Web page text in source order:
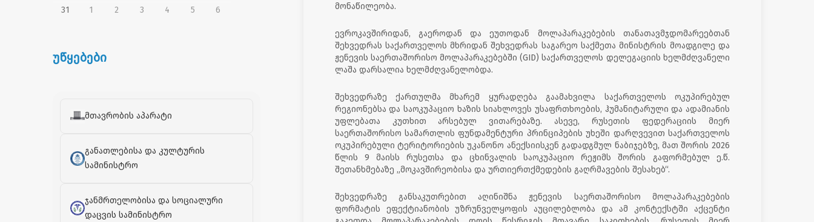
31
1 2 3 4 5 6
უწყებები
მთავრობის აპარატი
განათლებისა და კულტურის
სამინისტრო
ჯანმრთელობისა და სოციალური
დაცვის სამინისტრო
მონაწილეობა.
ევროკავშირიდან, გაეროდან და ეუთოდან მოლაპარაკებების თანათავმჯდომარეებთან
შეხვედრას საქართველოს მხრიდან შეხვედრას საგარეო საქმეთა მინისტრის მოადგილე და
ჟენევის საერთაშორისო მოლაპარაკებებში (GID) საქართველოს დელეგაციის ხელმძღვანელი
ლაშა დარსალია ხელმძღვანელობდა.
შეხვედრაზე ქართულმა მხარემ ყურადღება გაამახვილა საქართველოს ოკუპირებულ
რეგიონებსა და საოკუპაციო ხაზის სიახლოვეს უსაფრთხოების, ჰუმანიტარული და ადამიანის
უფლებათა კუთხით არსებულ ვითარებაზე. ასევე, რუსეთის ფედერაციის მიერ
საერთაშორისო სამართლის ფუნდამენტური პრინციპების უხეში დარღვევით საქართველოს
ოკუპირებული ტერიტორიების უკანონო ანექსიისკენ გადადგმულ ნაბიჯებზე, მათ შორის 2026
წლის 9 მაისს რუსეთსა და ცხინვალის საოკუპაციო რეჟიმს შორის გაფორმებულ ე.წ.
შეთანხმებაზე „მოკავშირეობისა და ურთიერთქმედების გაღრმავების შესახებ“.
შეხვედრაზე განსაკუთრებით აღინიშნა ჟენევის საერთაშორისო მოლაპარაკებების
ფორმატის ეფექტიანობის უზრუნველყოფის აუცილებლობა და ამ კონტექსტში აქცენტი